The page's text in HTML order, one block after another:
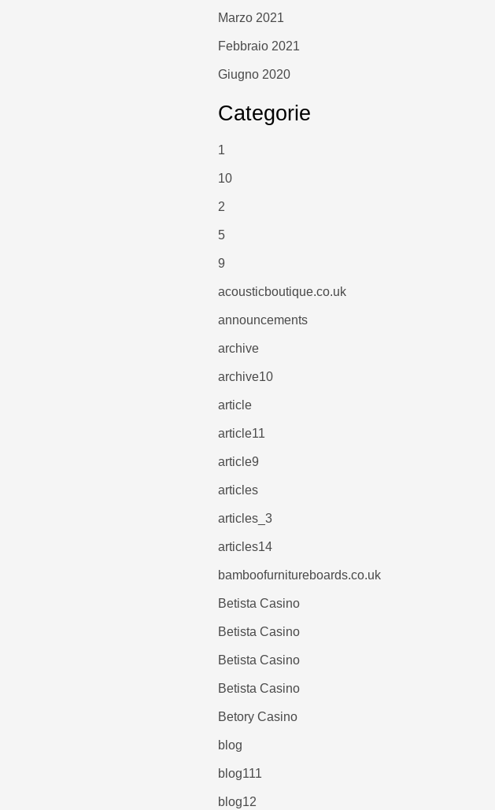
Marzo 2021
Febbraio 2021
Giugno 2020
Categorie
1
10
2
5
9
acousticboutique.co.uk
announcements
archive
archive10
article
article11
article9
articles
articles_3
articles14
bamboofurnitureboards.co.uk
Betista Casino
Betista Casino
Betista Casino
Betista Casino
Betory Casino
blog
blog111
blog12